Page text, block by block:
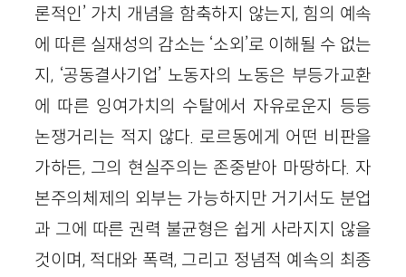
론적인’ 가치 개념을 함축하지 않는지, 힘의 예속
에 따른 실재성의 감소는 ‘소외’로 이해될 수 없는
지, ‘공동결사기업’ 노동자의 노동은 부등가교환
에 따른 잉여가치의 수탈에서 자유로운지 등등
논쟁거리는 적지 않다. 로르동에게 어떤 비판을
가하든, 그의 현실주의는 존중받아 마땅하다. 자
본주의체제의 외부는 가능하지만 거기서도 분업
과 그에 따른 권력 불균형은 쉽게 사라지지 않을
것이며, 적대와 폭력, 그리고 정념적 예속의 최종